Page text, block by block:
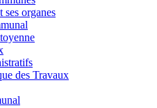
ses organes
des Travaux